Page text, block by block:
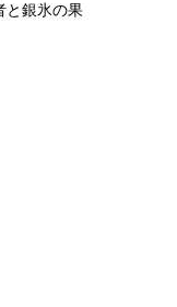
と銀氷の果